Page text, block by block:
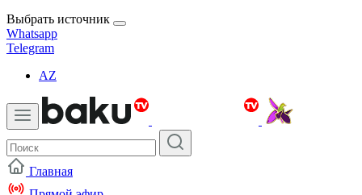
Выбрать источник
Whatsapp
Telegram
AZ
Главная